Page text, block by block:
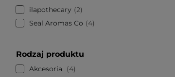
ilapothecary
2
Seal Aromas Co
4
Rodzaj produktu
Akcesoria
4